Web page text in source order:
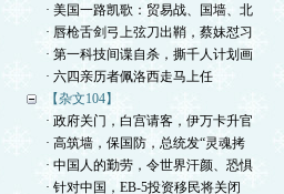
· 美国一路凯歌：贸易战、国墙、北
· 唇枪舌剑弓上弦刀出鞘，蔡妹怼习
· 第一科技间谍自杀，撕千人计划画
· 六四亲历者佩洛西走马上任
【杂文104】
· 政府关门，白宫请客，伊万卡升官
· 高筑墙，保国防，总统发“灵魂拷
· 中国人的勤劳，令世界汗颜、恐惧
· 针对中国，EB-5投资移民将关闭